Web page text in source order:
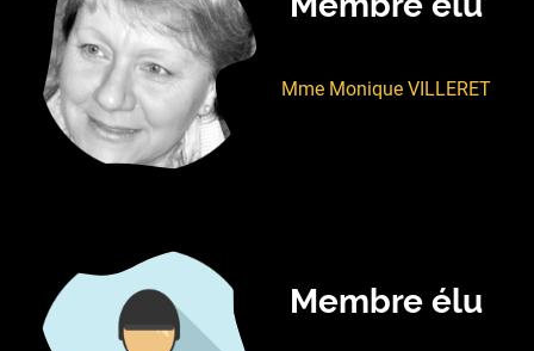
Mme Monique VILLERET
Membre élu